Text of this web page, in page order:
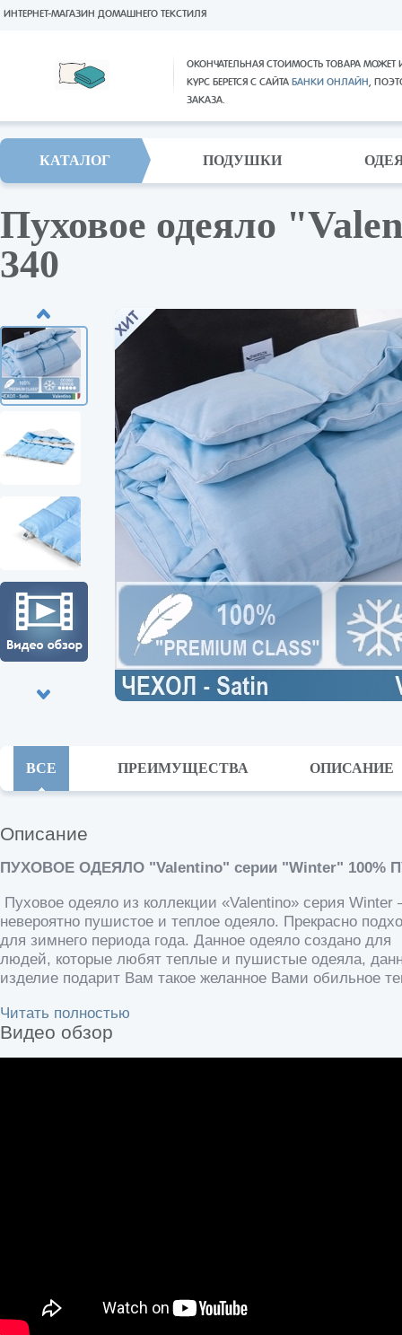
ОКОНЧАТЕЛЬНАЯ СТОИМОСТЬ ТОВАРА
КУРС БЕРЕТСЯ С САЙТА БАНКИ ОНЛАЙН,
ЗАКАЗА.
ИНТЕРНЕТ-МАГАЗИН ДОМАШНЕГО ТЕКСТИЛЯ
КАТАЛОГ ПОДУШКИ
Пуховое одеяло
340
ВСЕ ПРЕИМУЩЕСТВА ОПИСАНИЕ
Описание
ПУХОВОЕ ОДЕЯЛО "Valentino" серии "Winter" 100%
Пуховое одеяло из коллекции «Valentino» серия Winter
невероятно пушистое и теплое одеяло. Прекрасно
для зимнего периода года. Данное одеяло создано для
людей, которые любят теплые и пушистые одеяла,
изделие подарит Вам такое желанное Вами обильное
Читать полностью
Видео обзор